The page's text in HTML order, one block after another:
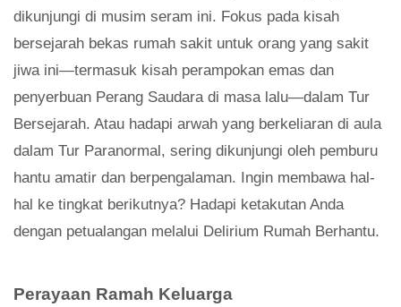
dikunjungi di musim seram ini. Fokus pada kisah
bersejarah bekas rumah sakit untuk orang yang sakit
jiwa ini—termasuk kisah perampokan emas dan
penyerbuan Perang Saudara di masa lalu—dalam Tur
Bersejarah. Atau hadapi arwah yang berkeliaran di aula
dalam Tur Paranormal, sering dikunjungi oleh pemburu
hantu amatir dan berpengalaman. Ingin membawa hal-
hal ke tingkat berikutnya? Hadapi ketakutan Anda
dengan petualangan melalui Delirium Rumah Berhantu.
Perayaan Ramah Keluarga